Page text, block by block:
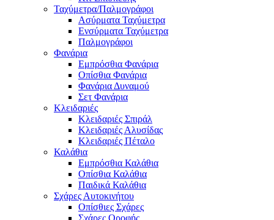
Ταχύμετρα/Παλμογράφοι
Ασύρματα Ταχύμετρα
Ενσύρματα Ταχύμετρα
Παλμογράφοι
Φανάρια
Εμπρόσθια Φανάρια
Οπίσθια Φανάρια
Φανάρια Δυναμού
Σετ Φανάρια
Κλειδαριές
Κλειδαριές Σπιράλ
Κλειδαριές Αλυσίδας
Κλειδαριές Πέταλο
Καλάθια
Εμπρόσθια Καλάθια
Οπίσθια Καλάθια
Παιδικά Καλάθια
Σχάρες Αυτοκινήτου
Οπίσθιες Σχάρες
Σχάρες Οροφής